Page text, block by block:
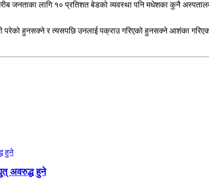
जनताका लागि १० प्रतिशत बेडको व्यवस्था पनि मधेशका कुनै
परेको हुनसक्ने र त्यसपछि उनलाई पक्राउ गरिएको हुनसक्ने आशंका
अवरुद्ध हुने